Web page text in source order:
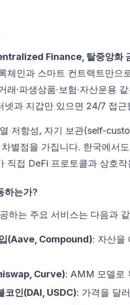
Finance, 탈중앙화
체인과 스마트 컨트랙트만으
래·파생상품·보험·자산운용
넷과 지갑만 있으면 24/7 접근
저항성, 자기 보관(self-
별점을 가집니다. 한국에서
직접 DeFi 프로토콜과 상호
하는가?
하는 주요 서비스는 다음과
입(Aave, Compound): 자산을
Curve): AMM 모델로
코인(DAI, USDC): 가격을 달